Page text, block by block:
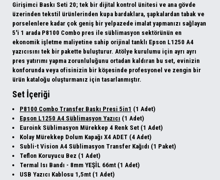
Girişimci Baskı Seti 20; tek bir dijital kontrol ünitesi ve ana gövde
üzerinden tekstil ürünlerinden kupa bardaklara, şapkalardan tabak ve
porselenlere kadar çok geniş bir yelpazede imalat yapmanızı sağlayan
5'i 1 arada P8100 Combo pres ile süblimasyon sektörünün en
ekonomik işletme maliyetine sahip orijinal tanklı Epson L1250 A4
yazıcısını tek bir pakette buluşturur. Atölye kurulumu için ayrı ayrı
pres yatırımı yapma zorunluluğunu ortadan kaldıran bu set, evinizin
konforunda veya ofisinizin bir köşesinde profesyonel ve zengin bir
ürün kataloğu oluşturmanız için tasarlanmıştır.
Set İçeriği
P8100 Combo Transfer Baskı Presi 5in1 (1 Adet)
Epson L1250 A4 Süblimasyon Yazıcı (1 Adet)
Euroink Süblimasyon Mürekkep 4 Renk Set (1 Adet)
Kolay Mürekkep Dolum Kapağı X4 ADET (4 Adet)
Subli-t Vision A4 Süblimasyon Transfer Kağıdı (1 Paket)
Teflon Koruyucu Bez (1 Adet)
Termal Isı Bandı - 8mm YEŞİL 66mt (1 Adet)
USB Yazıcı Kablosu 1,5mt (1 Adet)